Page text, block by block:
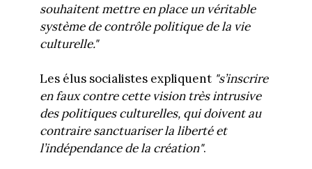
souhaitent mettre en place un véritable
système de contrôle politique de la vie
culturelle."
Les élus socialistes expliquent "s’inscrire
en faux contre cette vision très intrusive
des politiques culturelles, qui doivent au
contraire sanctuariser la liberté et
l’indépendance de la création".